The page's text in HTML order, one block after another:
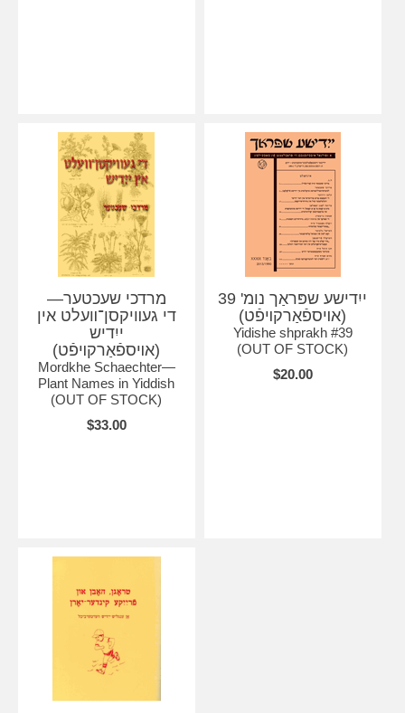
מרדכי שעכטער—
די געװיקסן־װעלט אין
ייִדיש
(אױספֿאַרקױפֿט)
Mordkhe Schaechter—
Plant Names in Yiddish
(OUT OF STOCK)
$33.00
ייִדישע שפּראַך נומ' 39
(אױספֿאַרקױפֿט)
Yidishe shprakh #39
(OUT OF STOCK)
$20.00